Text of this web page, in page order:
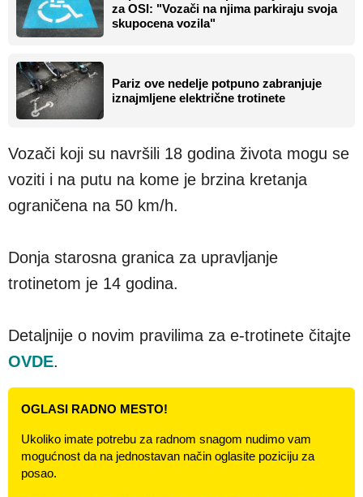
za OSI: "Vozači na njima parkiraju svoja
skupocena vozila"
Pariz ove nedelje potpuno zabranjuje
iznajmljene električne trotinete
Vozači koji su navršili 18 godina života mogu se
voziti i na putu na kome je brzina kretanja
ograničena na 50 km/h.
Donja starosna granica za upravljanje
trotinetom je 14 godina.
Detaljnije o novim pravilima za e-trotinete čitajte
OVDE.
OGLASI RADNO MESTO!
Ukoliko imate potrebu za radnom snagom nudimo vam
mogućnost da na jednostavan način oglasite poziciju za
posao.